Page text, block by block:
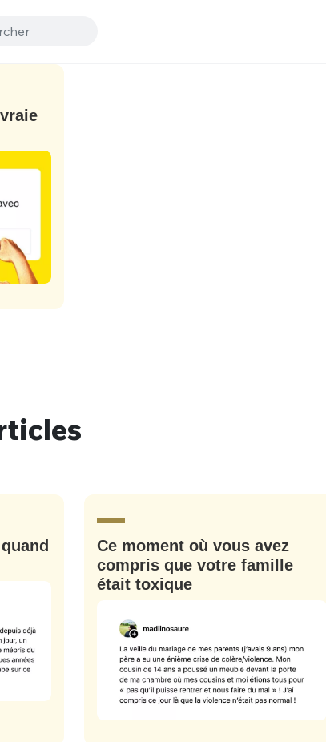
Ce moment où vous avez
compris que votre famille
était toxique
PSEUDO
proposer ?
Ma propre
sélection